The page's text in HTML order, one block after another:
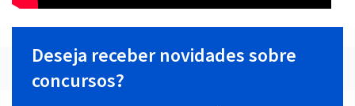
Deseja receber novidades sobre
concursos?